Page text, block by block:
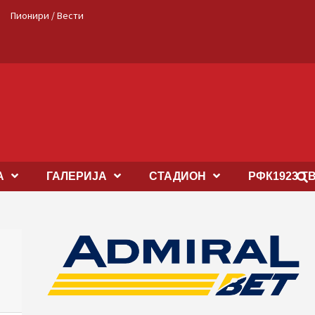
Пионири / Вести
ГАЛЕРИЈА СТАДИОН РФК1923